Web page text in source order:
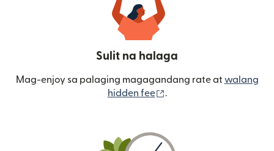
Sulit na halaga
Mag-enjoy sa palaging magagandang rate at walang
hidden fee
.